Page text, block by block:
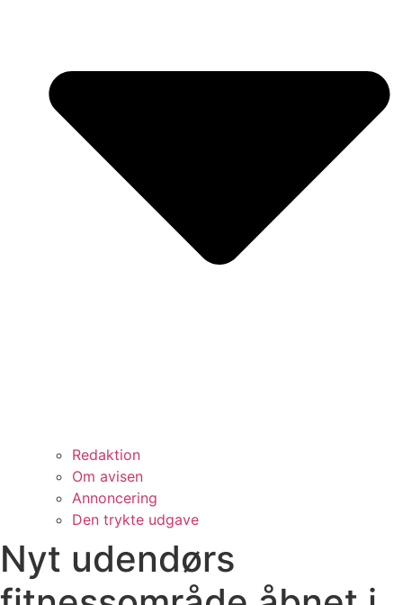
Redaktion
Om avisen
Annoncering
Den trykte udgave
Nyt udendørs